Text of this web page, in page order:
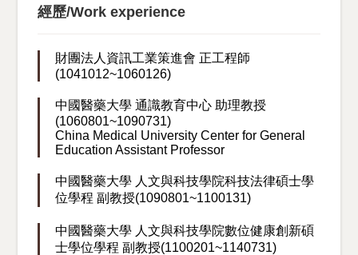
經歷/Work experience
財團法人資訊工業策進會 正工程師
(1041012~1060126)
中國醫藥大學 通識教育中心 助理教授
(1060801~1090731)
China Medical University Center for General
Education Assistant Professor
中國醫藥大學 人文與科技學院科技法律碩士學
位學程 副教授(1090801~1100131)
中國醫藥大學 人文與科技學院數位健康創新碩
士學位學程 副教授(1100201~1140731)